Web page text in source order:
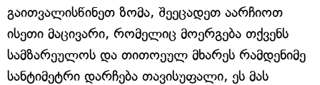
გაითვალისწინეთ ზომა, შეეცადეთ აარჩიოთ
ისეთი მაცივარი, რომელიც მოერგება თქვენს
სამზარეულოს და თითოეულ მხარეს რამდენიმე
სანტიმეტრი დარჩება თავისუფალი, ეს მას